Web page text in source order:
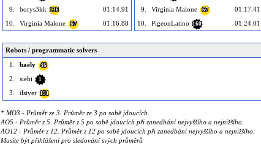
9.
borys3kk 136
01:14.91
10.
Virginia Malone 67 01:16.88
9.
Virginia Malone 67
01:17.41
10.
PigeonLatino 160 01:24.01
Robots / programmatic solvers
1.
baely 46
2.
siebi 1
3.
tlstyer 151
* MO3 - Průměr ze 3. Průměr ze 3 po sobě jdoucích.
AO5 - Průměr z 5. Průměr z 5 po sobě jdoucích při zanedbání nejvyššího a nejnižšího.
AO12 - Průměr z 12. Průměr z 12 po sobě jdoucích při zanedbání nejvyššího a nejnižšího.
Musíte být přihlášení pro sledování svých průměrů